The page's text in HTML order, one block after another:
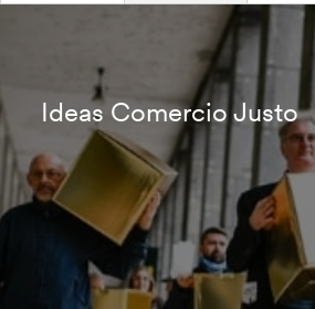
Ideas Comercio Justo